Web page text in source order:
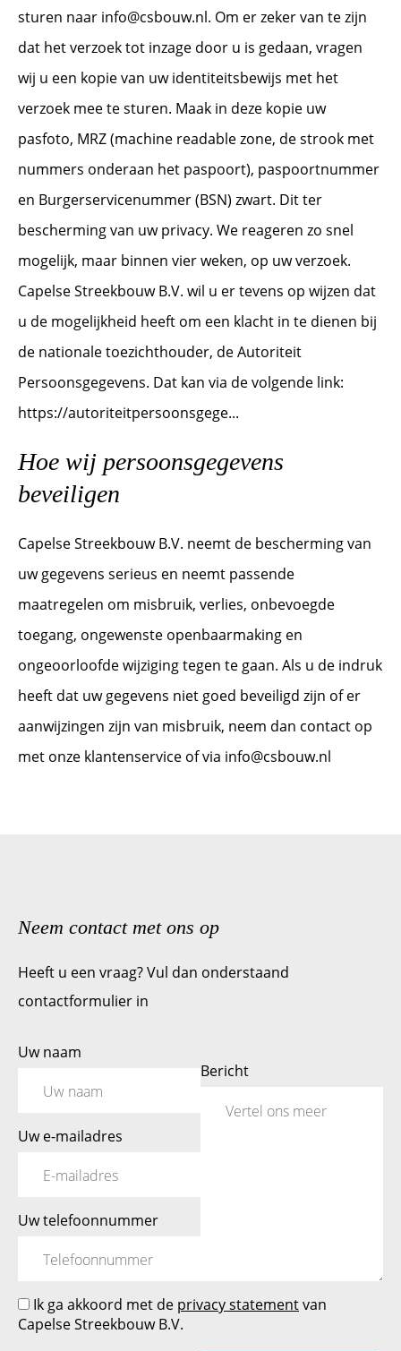
sturen naar info@csbouw.nl. Om er zeker van te zijn
dat het verzoek tot inzage door u is gedaan, vragen
wij u een kopie van uw identiteitsbewijs met het
verzoek mee te sturen. Maak in deze kopie uw
pasfoto, MRZ (machine readable zone, de strook met
nummers onderaan het paspoort), paspoortnummer
en Burgerservicenummer (BSN) zwart. Dit ter
bescherming van uw privacy. We reageren zo snel
mogelijk, maar binnen vier weken, op uw verzoek.
Capelse Streekbouw B.V. wil u er tevens op wijzen dat
u de mogelijkheid heeft om een klacht in te dienen bij
de nationale toezichthouder, de Autoriteit
Persoonsgegevens. Dat kan via de volgende link:
https://autoriteitpersoonsgege...
Hoe wij persoonsgegevens
beveiligen
Capelse Streekbouw B.V. neemt de bescherming van
uw gegevens serieus en neemt passende
maatregelen om misbruik, verlies, onbevoegde
toegang, ongewenste openbaarmaking en
ongeoorloofde wijziging tegen te gaan. Als u de indruk
heeft dat uw gegevens niet goed beveiligd zijn of er
aanwijzingen zijn van misbruik, neem dan contact op
met onze klantenservice of via info@csbouw.nl
Neem contact met ons op
Heeft u een vraag? Vul dan onderstaand
contactformulier in
Uw naam
Uw e-mailadres
Uw telefoonnummer
Bericht
Ik ga akkoord met de privacy statementvan
Capelse Streekbouw B.V.